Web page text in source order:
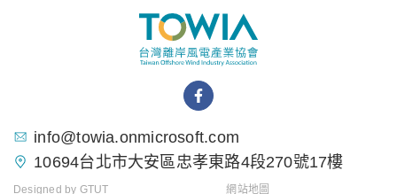
info@towia.onmicrosoft.com
10694台北市大安區忠孝東路4段270號17樓
Designed by GTUT 網站地圖